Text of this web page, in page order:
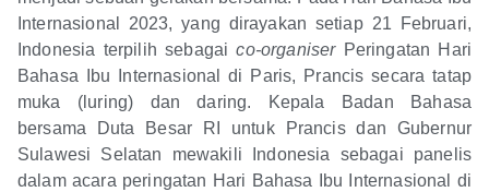
Internasional 2023, yang dirayakan setiap 21 Februari,
Indonesia terpilih sebagaico-organiser Peringatan Hari
Bahasa Ibu Internasional di Paris, Prancis secara tatap
muka (luring) dan daring. Kepala Badan Bahasa
bersama Duta Besar RI untuk Prancis dan Gubernur
Sulawesi Selatan mewakili Indonesia sebagai panelis
dalam acara peringatan Hari Bahasa Ibu Internasional di